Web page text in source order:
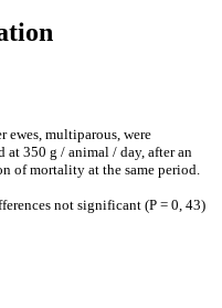
ewes, multiparous, were
at 350 g / animal / day, after an
of mortality at the same period.
not significant (P = 0, 43)